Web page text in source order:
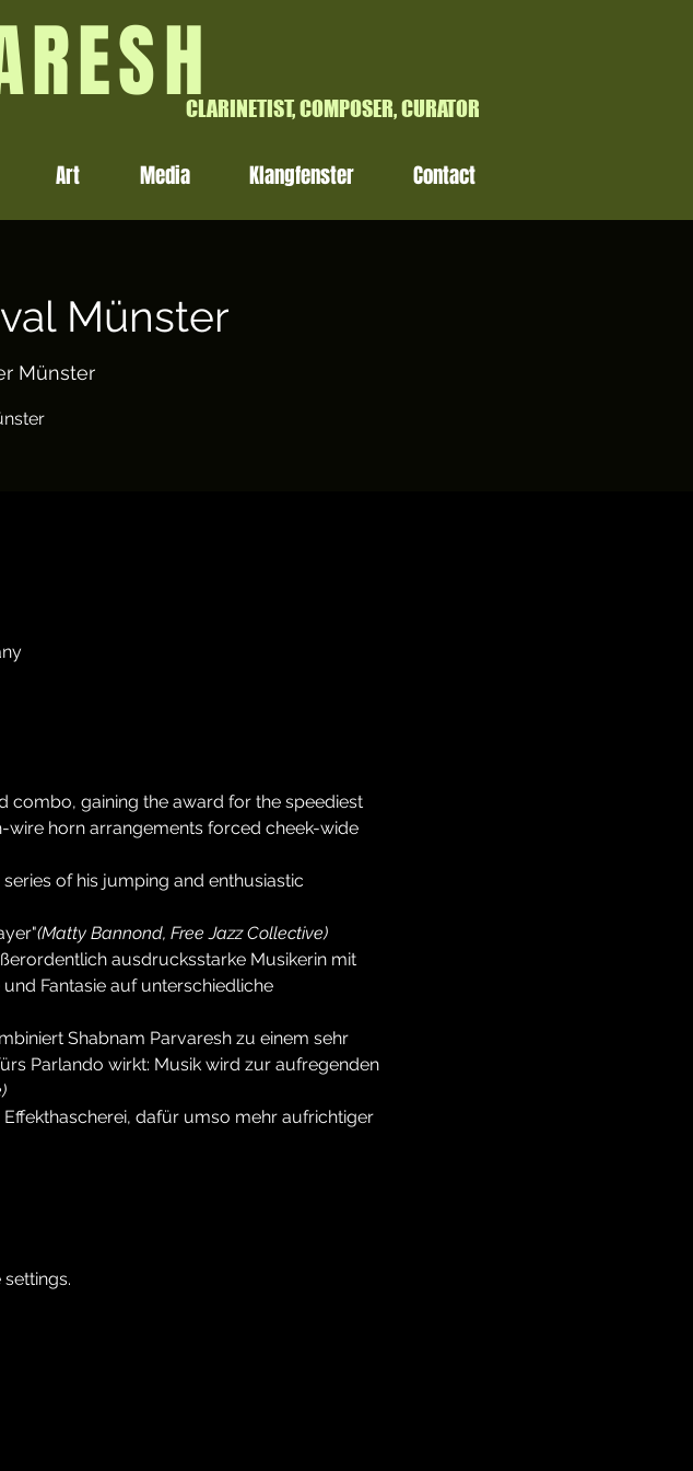
CLARINETIST, COMPOSER, CURATOR
Art Media Klangfenster Contact
Münster
Münster
combo, gaining the award for the speediest
wire horn arrangements forced cheek-wide
of his jumping and enthusiastic
(Matty Bannond, Free Jazz Collective)
ausdrucksstarke Musikerin mit
Fantasie auf unterschiedliche
Shabnam Parvaresh zu einem sehr
Parlando wirkt: Musik wird zur aufregenden
dafür umso mehr aufrichtiger